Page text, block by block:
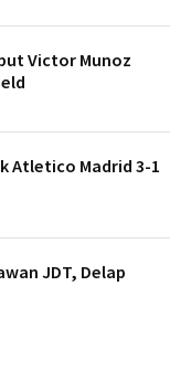
Victor Munoz
Atletico Madrid 3-1
JDT, Delap